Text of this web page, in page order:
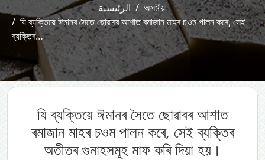
الرئيسية
অসমীয়া
যি ব্যক্তিয়ে ঈমানৰ সৈতে ছোৱাবৰ আশাত ৰমাজান মাহৰ চওম পালন কৰে, সেই
ব্যক্তিৰ…
যি ব্যক্তিয়ে ঈমানৰ সৈতে ছোৱাবৰ আশাত
ৰমাজান মাহৰ চওম পালন কৰে, সেই ব্যক্তিৰ
অতীতৰ গুনাহসমূহ মাফ কৰি দিয়া হয়।